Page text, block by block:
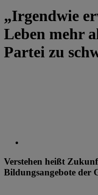
„Irgendwie
Leben mehr
Partei zu
Verstehen heißt
Bildungsangebote der